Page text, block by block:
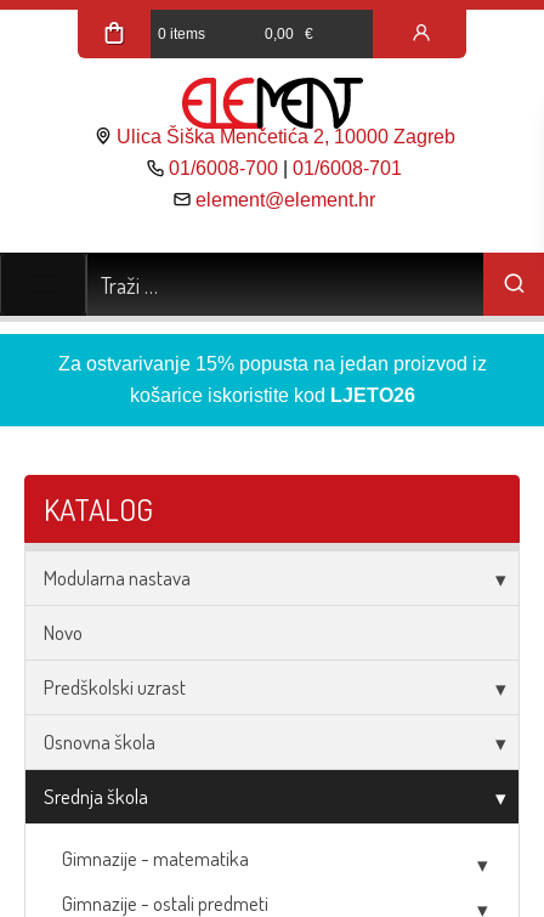
0 items 0,00 €
Ulica Šiška Menčetića 2, 10000 Zagreb
01/6008-700 |01/6008-701
element@element.hr
Za ostvarivanje 15% popusta na jedan proizvod iz
košarice iskoristite kod LJETO26
KATALOG
Modularna nastava
Novo
Predškolski uzrast
Osnovna škola
Srednja škola
Gimnazije - matematika
Gimnazije - ostali predmeti